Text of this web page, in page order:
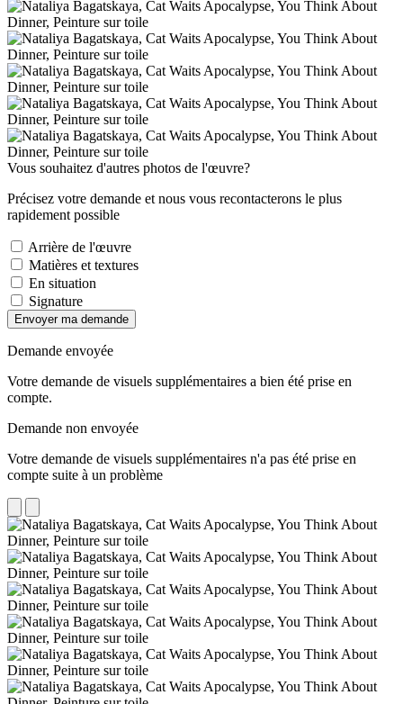
Vous souhaitez d'autres photos de l'œuvre?
Précisez votre demande et nous vous recontacterons le plus
rapidement possible
Arrière de l'œuvre
Matières et textures
En situation
Signature
Envoyer ma demande
Demande envoyée
Votre demande de visuels supplémentaires a bien été prise en
compte.
Demande non envoyée
Votre demande de visuels supplémentaires n'a pas été prise en
compte suite à un problème